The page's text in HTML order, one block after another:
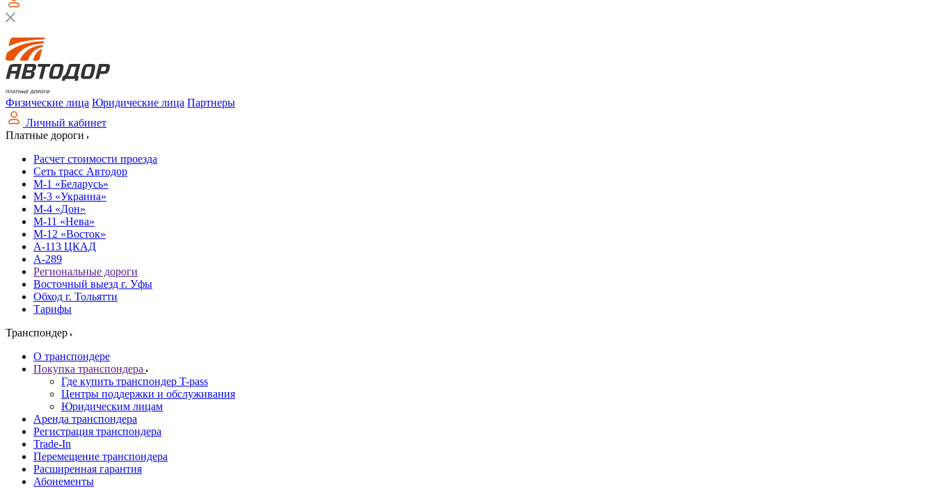
Физические лица Юридические лица Партнеры
Личный кабинет
Платные дороги
Расчет стоимости проезда
Сеть трасс Автодор
М-1 «Беларусь»
М-3 «Украина»
М-4 «Дон»
М-11 «Нева»
М-12 «Восток»
А-113 ЦКАД
А-289
Региональные дороги
Восточный выезд г. Уфы
Обход г. Тольятти
Тарифы
Транспондер
О транспондере
Покупка транспондера
Где купить транспондер T-pass
Центры поддержки и обслуживания
Юридическим лицам
Аренда транспондера
Регистрация транспондера
Trade-In
Перемещение транспондера
Расширенная гарантия
Абонементы